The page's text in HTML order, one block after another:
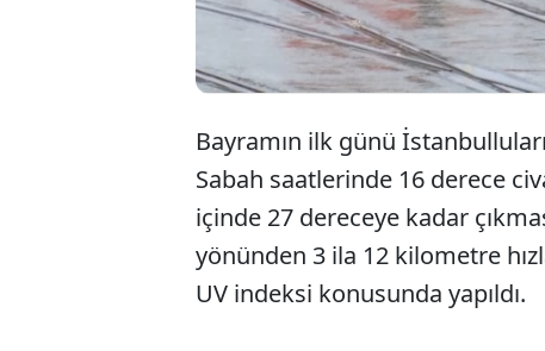
Bayramın ilk günü
Sabah saatlerinde 16 derece
içinde 27 dereceye kadar
yönünden 3 ila 12 kilometre
UV indeksi konusunda yapıldı.